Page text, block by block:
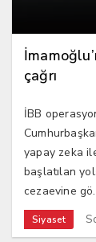
çağrı
İBB
yapay zeka
başlatılan
cezaevine
Siyaset